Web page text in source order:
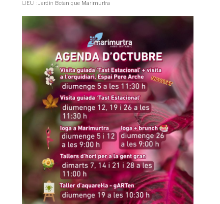
LIEU : Jardin Botanique Marimurtra